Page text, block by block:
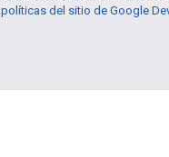
políticas del sitio de Google